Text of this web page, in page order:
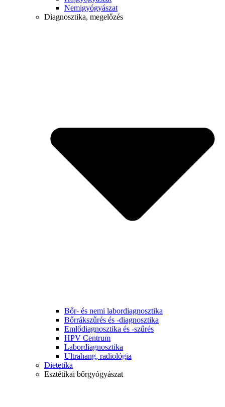
Nemigyógyászat
Diagnosztika, megelőzés
Bőr- és nemi labordiagnosztika
Bőrrákszűrés és -diagnosztika
Emlődiagnosztika és -szűrés
HPV Centrum
Labordiagnosztika
Ultrahang, radiológia
Dietetika
Esztétikai bőrgyógyászat